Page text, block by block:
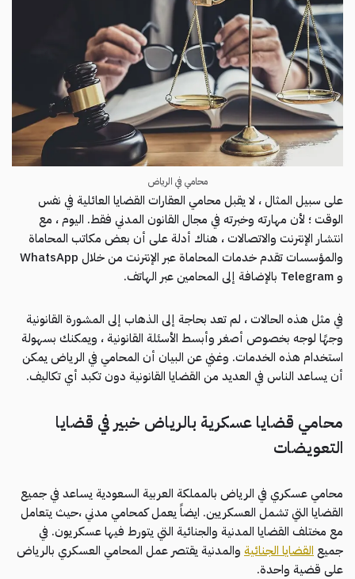
محامي في الرياض
على سبيل المثال ، لا يقبل محامي العقارات القضايا العائلية في نفس
الوقت ؛ لأن مهارته وخبرته في مجال القانون المدني فقط. اليوم ، مع
انتشار الإنترنت والاتصالات ، هناك أدلة على أن بعض مكاتب المحاماة
والمؤسسات تقدم خدمات المحاماة عبر الإنترنت من خلال WhatsApp
و Telegram بالإضافة إلى المحامين عبر الهاتف.
في مثل هذه الحالات ، لم تعد بحاجة إلى الذهاب إلى المشورة القانونية
وجهًا لوجه بخصوص أصغر وأبسط الأسئلة القانونية ، ويمكنك بسهولة
استخدام هذه الخدمات. وغني عن البيان أن المحامي في الرياض يمكن
أن يساعد الناس في العديد من القضايا القانونية دون تكبد أي تكاليف.
محامي قضايا عسكرية بالرياض خبير في قضايا
التعويضات
محامي عسكري في الرياض بالمملكة العربية السعودية يساعد في جميع
القضايا التي تشمل العسكريين. ايضاً يعمل كمحامي مدني ،حيث يتعامل
مع مختلف القضايا المدنية والجنائية التي يتورط فيها عسكريون. في
جميع القضايا الجنائية والمدنية يقتصر عمل المحامي العسكري بالرياض
على قضية واحدة.